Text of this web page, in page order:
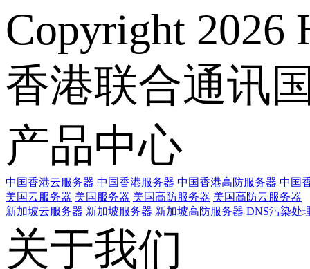
Copyright 2026
香港联合通讯
产品中心
中国香港云服务器 中国香港服务器 中国香港高防服务器 中国
美国云服务器 美国服务器 美国高防服务器 美国高防云服务器
新加坡云服务器 新加坡服务器 新加坡高防服务器 DNS污染处
关于我们